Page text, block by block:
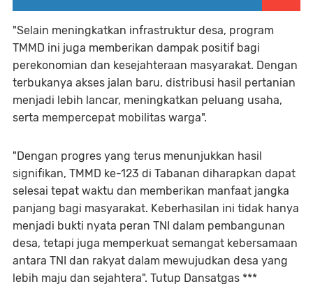
"Selain meningkatkan infrastruktur desa, program
TMMD ini juga memberikan dampak positif bagi
perekonomian dan kesejahteraan masyarakat. Dengan
terbukanya akses jalan baru, distribusi hasil pertanian
menjadi lebih lancar, meningkatkan peluang usaha,
serta mempercepat mobilitas warga".
"Dengan progres yang terus menunjukkan hasil
signifikan, TMMD ke-123 di Tabanan diharapkan dapat
selesai tepat waktu dan memberikan manfaat jangka
panjang bagi masyarakat. Keberhasilan ini tidak hanya
menjadi bukti nyata peran TNI dalam pembangunan
desa, tetapi juga memperkuat semangat kebersamaan
antara TNI dan rakyat dalam mewujudkan desa yang
lebih maju dan sejahtera". Tutup Dansatgas ***